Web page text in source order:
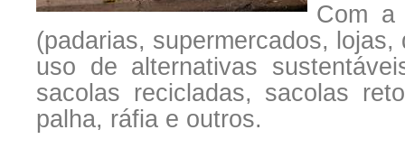
Com a
(padarias, supermercados,
uso de alternativas
sacolas recicladas, sacolas
palha, ráfia e outros.